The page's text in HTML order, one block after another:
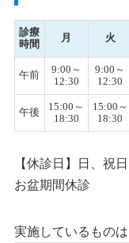
診療
時間
月 火
午前
9:00～
12:30
9:00～
12:30
午後
15:00～
18:30
15:00～
18:30
【休診日】日、祝
お盆期間休診
実施しているもの